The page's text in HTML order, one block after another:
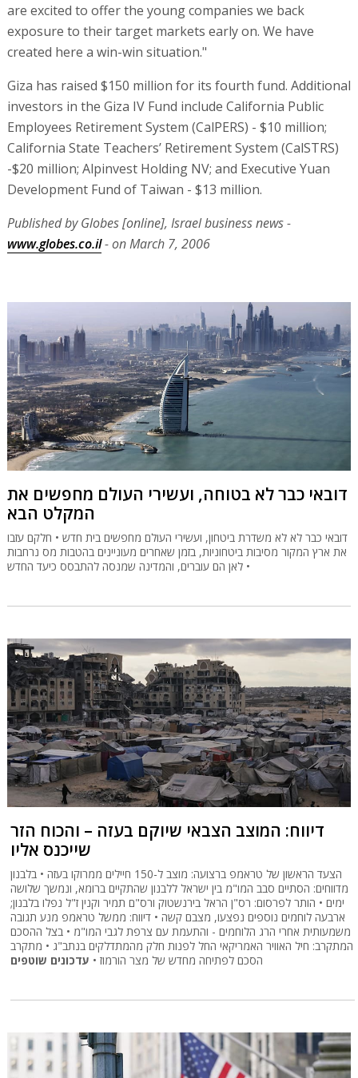
are excited to offer the young companies we back
exposure to their target markets early on. We have
created here a win-win situation."
Giza has raised $150 million for its fourth fund. Additional
investors in the Giza IV Fund include California Public
Employees Retirement System (CalPERS) - $10 million;
California State Teachers’ Retirement System (CalSTRS)
-$20 million; Alpinvest Holding NV; and Executive Yuan
Development Fund of Taiwan - $13 million.
Published by Globes [online], Israel business news -
www.globes.co.il- on March 7, 2006
דובאי כבר לא בטוחה, ועשירי העולם מחפשים את
המקלט הבא
דובאי כבר לא לא משדרת ביטחון, ועשירי העולם מחפשים בית חדש • חלקם עזבו
את ארץ המקור מסיבות ביטחוניות, בזמן שאחרים מעוניינים בהטבות מס נרחבות
• לאן הם עוברים, והמדינה שמנסה להתבסס כיעד החדש
דיווח: המוצב הצבאי שיוקם בעזה – והכוח הזר
שייכנס אליו
הצעד הראשון של טראמפ ברצועה: מוצב ל-150 חיילים ממרוקו בעזה • בלבנון
מדווחים: הסתיים סבב המו"מ בין ישראל ללבנון שהתקיים ברומא, ונמשך שלושה
ימים • הותר לפרסום: רס"ן הראל בירנשטוק ורס"ם תמיר וקנין ז"ל נפלו בלבנון;
ארבעה לוחמים נוספים נפצעו, מצבם קשה • דיווח: ממשל טראמפ מנע תגובה
משמעותית אחרי הרג הלוחמים - והתעמת עם צרפת לגבי המו"מ • בצל ההסכם
המתקרב: חיל האוויר האמריקאי החל לפנות חלק מהמתדלקים בנתב"ג • מתקרב
הסכם לפתיחה מחדש של מצר הורמוז • עדכונים שוטפים